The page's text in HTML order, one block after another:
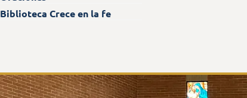
Biblioteca Crece en la fe